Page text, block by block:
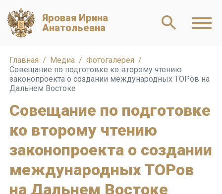
Яровая Ирина
Анатольевна
Главная Медиа
Фотогалерея
Совещание по подготовке ко второму чтению
законопроекта о создании международных ТОРов на
Дальнем Востоке
Совещание по подготовке
ко второму чтению
законопроекта о создании
международных ТОРов
на Дальнем Востоке